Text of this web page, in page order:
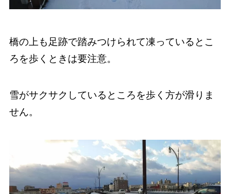
橋の上も足跡で踏みつけられて凍っているとこ
ろを歩くときは要注意。
雪がサクサクしているところを歩く方が滑りま
せん。